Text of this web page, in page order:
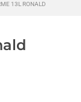
13L RONALD